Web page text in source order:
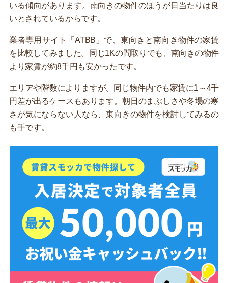
いる傾向があります。南向きの物件のほうが日当たりは良
いとされているからです。
業者専用サイト「ATBB」で、東向きと南向き物件の家賃
を比較してみました。同じ1Kの間取りでも、南向きの物件
より家賃が約8千円も安かったです。
エリアや階数によりますが、同じ物件内でも家賃に1～4千
円差が出るケースもあります。朝日のまぶしさや冬場の寒
さが気にならない人なら、東向きの物件を検討してみるの
も手です。